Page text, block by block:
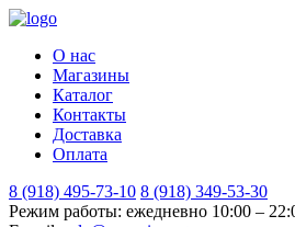
О нас
Магазины
Каталог
Контакты
Доставка
Оплата
8 (918) 495-73-10 8 (918) 349-53-30
Режим работы: ежедневно 10:00 –